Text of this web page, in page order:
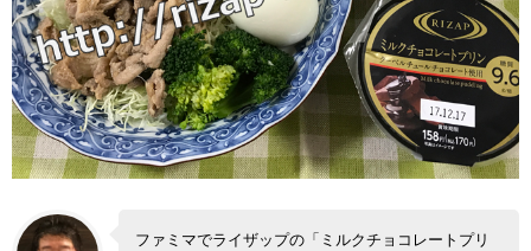
ファミマでライザップの「ミルクチョコレートプリ